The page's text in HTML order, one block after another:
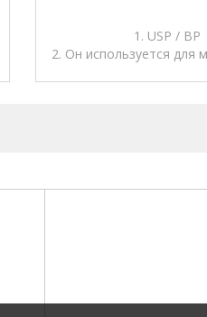
1. USP / BP
2. Он используется для